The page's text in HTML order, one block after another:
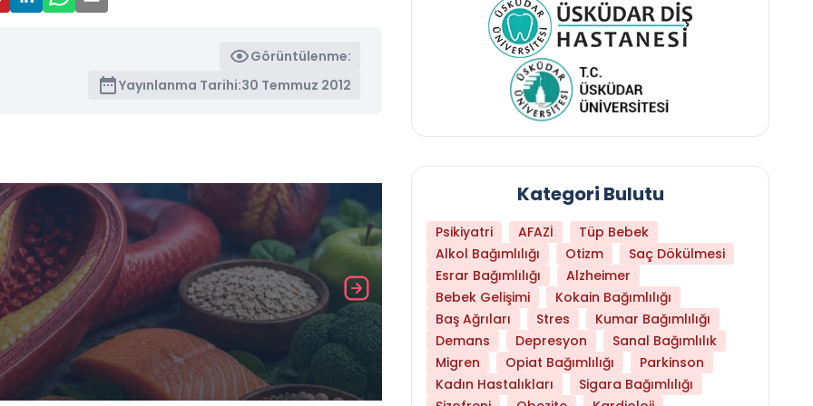
Görüntülenme:
Yayınlanma Tarihi:30 Temmuz 2012
Daha Az Protein Tüketmek Yaşlanmayı
Kategori Bulutu
Psikiyatri AFAZİ
Tüp Bebek
Alkol Bağımlılığı
Otizm
Saç Dökülmesi
Esrar Bağımlılığı
Alzheimer
Bebek Gelişimi
Kokain Bağımlılığı
Baş Ağrıları
Stres
Kumar Bağımlılığı
Demans
Depresyon
Sanal Bağımlılık
Migren
Opiat Bağımlılığı
Parkinson
Kadın Hastalıkları
Sigara Bağımlılığı